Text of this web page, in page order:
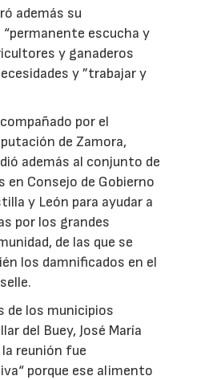
además su
escucha y
y ganaderos
y ”trabajar y
por el
de Zamora,
además al conjunto de
en Consejo de Gobierno
y León para ayudar a
por los grandes
de las que se
los damnificados en el
de los municipios
del Buey, José María
reunión fue
porque ese alimento